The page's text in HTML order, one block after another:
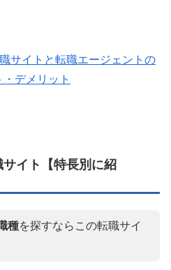
サイトと転職エージェントの
・デメリット
イト【特長別に紹
種を探すならこの転職サイ